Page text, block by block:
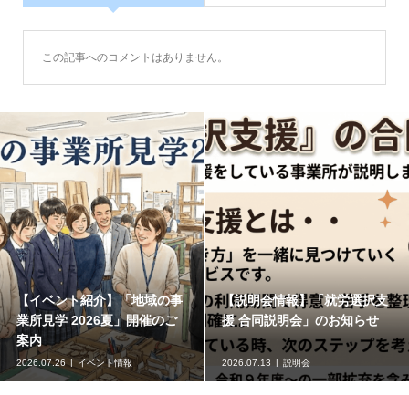
この記事へのコメントはありません。
【イベント紹介】「地域の事
業所見学 2026夏」開催のご
案内
2026.07.26 イベント情報
【説明会情報】「就労選択支
援 合同説明会」のお知らせ
2026.07.13 説明会